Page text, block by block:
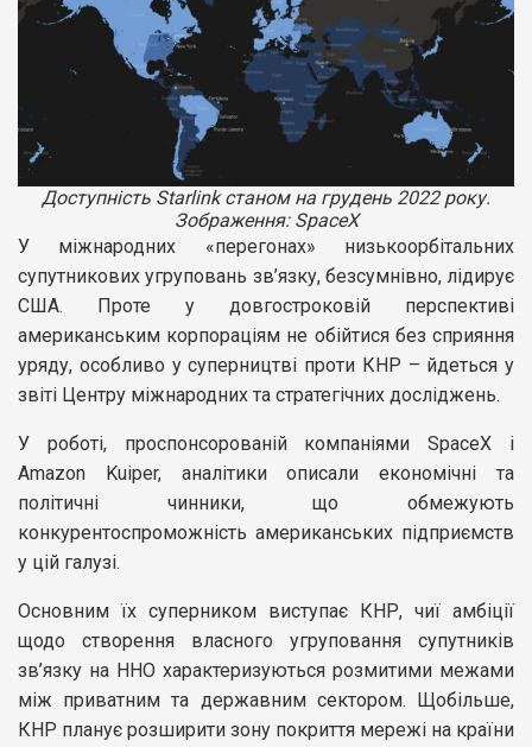
Доступність Starlink станом на грудень 2022 року.
Зображення: SpaceX
У міжнародних «перегонах» низькоорбітальних
супутникових угруповань зв’язку, безсумнівно, лідирує
США. Проте у довгостроковій перспективі
американським корпораціям не обійтися без сприяння
уряду, особливо у суперництві проти КНР – йдеться у
звіті Центру міжнародних та стратегічних досліджень.
У роботі, проспонсорованій компаніями SpaceX і
Amazon Kuiper, аналітики описали економічні та
політичні чинники, що обмежують
конкурентоспроможність американських підприємств
у цій галузі.
Основним їх суперником виступає КНР, чиї амбіції
щодо створення власного угруповання супутників
зв’язку на ННО характеризуються розмитими межами
між приватним та державним сектором. Щобільше,
КНР планує розширити зону покриття мережі на країни